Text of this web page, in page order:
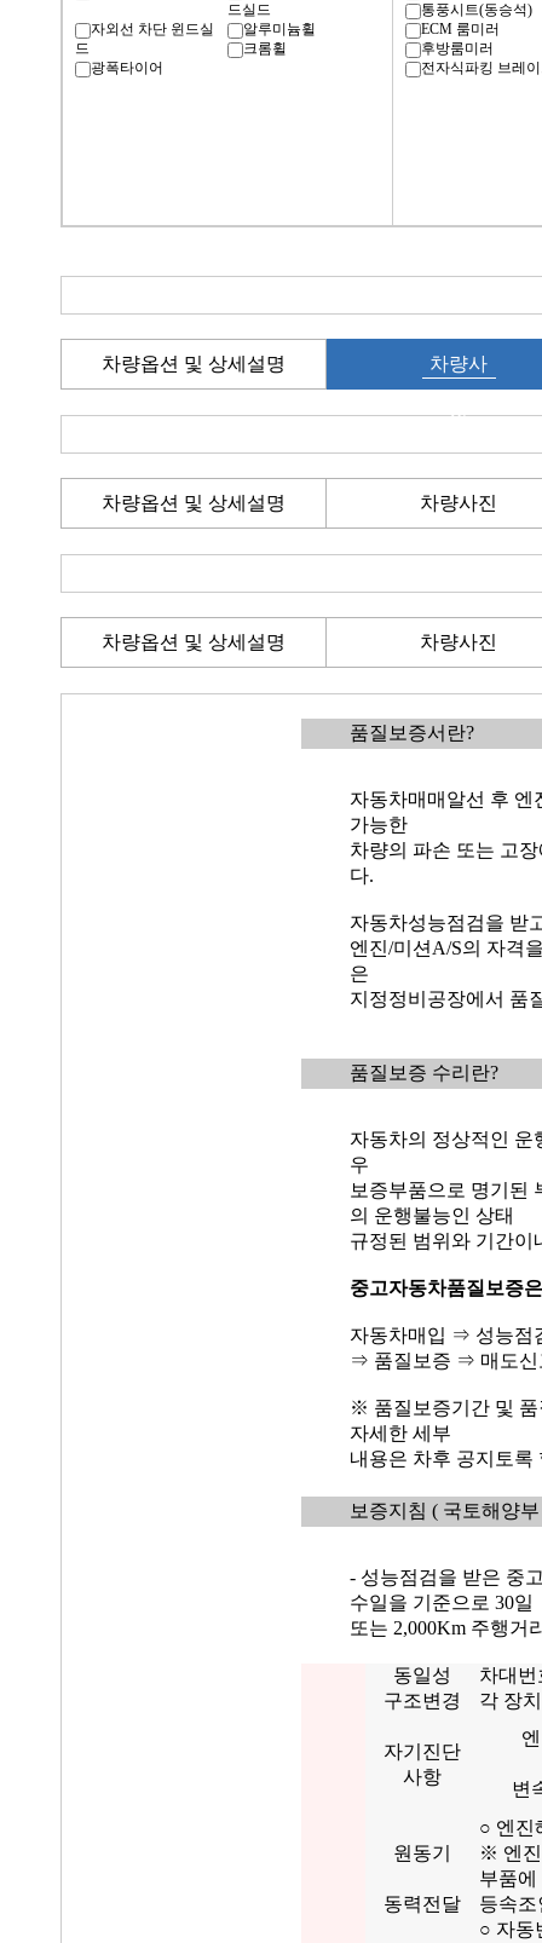
드실드
자외선 차단 윈드실
드
알루미늄휠
크롬휠
광폭타이어
통풍시트(동승석)
ECM 룸미러
후방룸미러
전자식파킹 브레
차량옵션 및 상세설명 차량사
진
차량옵션 및 상세설명 차량사진
차량옵션 및 상세설명 차량사진
품질보증서란?
자동차매매알선 후 엔
가능한
차량의 파손 또는 고
다.
자동차성능점검을 받
엔진/미션A/S의 자격
은
지정정비공장에서 품
품질보증 수리란?
자동차의 정상적인 운
우
보증부품으로 명기된
의 운행불능인 상태
규정된 범위와 기간이
중고자동차품질보증은
자동차매입 ⇒ 성능점
⇒ 품질보증 ⇒ 매도신
※ 품질보증기간 및 품
자세한 세부
내용은 차후 공지토록
보증지침 ( 국토해양
- 성능점검을 받은 중
수일을 기준으로 30일
또는 2,000Km 주행거
동일성
차대
구조변경
각 장
자기진단
사항
변
원동기
○ 엔진
※ 엔진
부품에
동력전달
등속조
○ 자동